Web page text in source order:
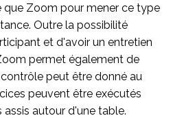
Zoom pour mener ce type
Outre la possibilité
et d'avoir un entretien
permet également de
peut être donné au
peuvent être exécutés
autour d'une table.